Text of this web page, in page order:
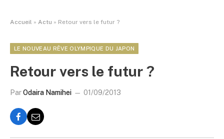
Accueil » Actu » Retour vers le futur ?
LE NOUVEAU RÊVE OLYMPIQUE DU JAPON
Retour vers le futur ?
ParOdaira Namihei 01/09/2013